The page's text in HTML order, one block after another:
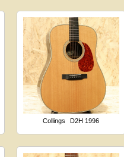
Collings D2H 1996